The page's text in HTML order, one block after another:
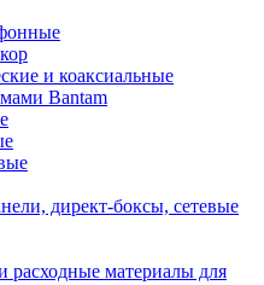
и коаксиальные
Bantam
директ-боксы, сетевые
расходные материалы для